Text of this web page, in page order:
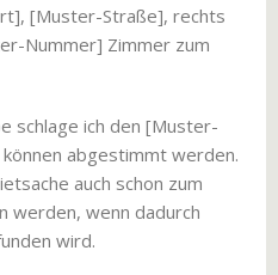
[Muster-Straße], rechts
Nummer] Zimmer zum
schlage ich den [Muster-
abgestimmt werden.
auch schon zum
werden, wenn dadurch
wird.